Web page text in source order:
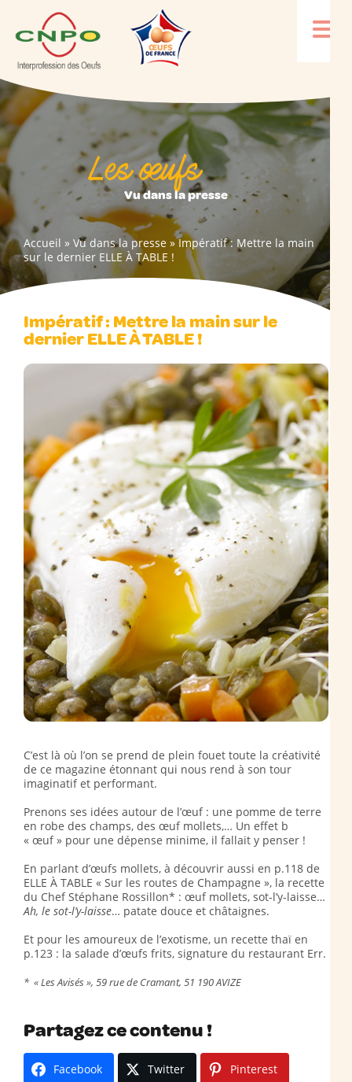
Les œufs
Vu dans la presse
Accueil » Vu dans la presse »Impératif : Mettre la main
sur le dernier ELLE À TABLE !
Impératif : Mettre la main sur le
dernier ELLE À TABLE !
C’est là où l’on se prend de plein fouet toute la créativité
de ce magazine étonnant qui nous rend à son tour
imaginatif et performant.
Prenons ses idées autour de l’œuf : une pomme de terre
en robe des champs, des œuf mollets,… Un effet b
« œuf » pour une dépense minime, il fallait y penser !
En parlant d’œufs mollets, à découvrir aussi en p.118 de
ELLE À TABLE « Sur les routes de Champagne », la recette
du Chef Stéphane Rossillon* : œuf mollets, sot-l’y-laisse…
Ah, le sot-l’y-laisse… patate douce et châtaignes.
Et pour les amoureux de l’exotisme, un recette thaï en
p.123 : la salade d’œufs frits, signature du restaurant Err.
* « Les Avisés », 59 rue de Cramant, 51 190 AVIZE
Partagez ce contenu !
Facebook Twitter Pinterest